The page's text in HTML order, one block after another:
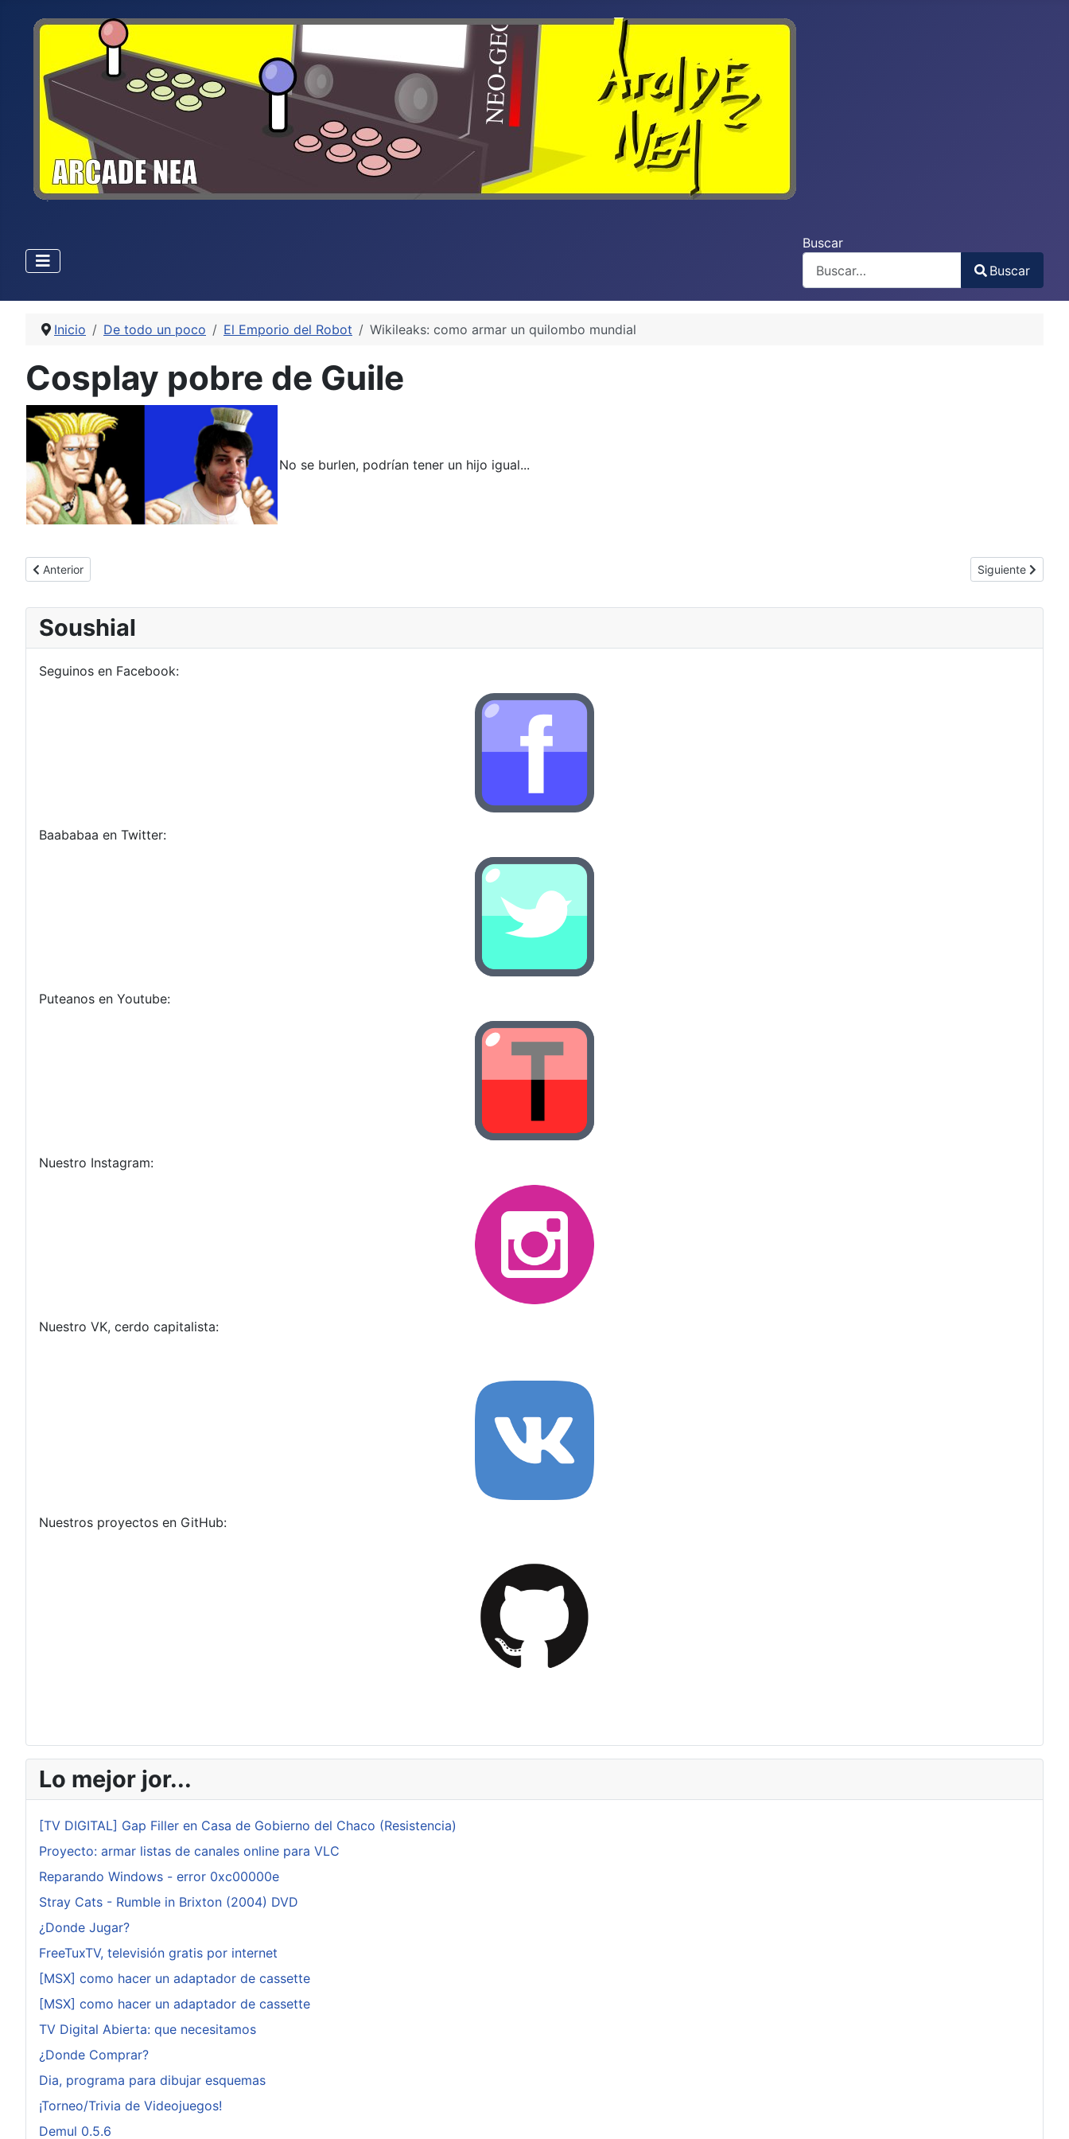
Buscar
Type 2 or more characters for results.
Buscar
Inicio De todo un poco El Emporio del Robot Wikileaks: como armar un quilombo mundial
Cosplay pobre de Guile
No se burlen, podrían tener un hijo igual...
Artículo anterior: Cortes modernos poligonales
Anterior Artículo
Siguiente
Soushial
Seguinos en Facebook:
Baababaa en Twitter:
Puteanos en Youtube:
Nuestro Instagram:
Nuestro VK, cerdo capitalista:
Nuestros proyectos en GitHub:
Lo mejor jor...
[TV DIGITAL] Gap Filler en Casa de Gobierno del Chaco (Resistencia)
Proyecto: armar listas de canales online para VLC
Reparando Windows - error 0xc00000e
Stray Cats - Rumble in Brixton (2004) DVD
¿Donde Jugar?
FreeTuxTV, televisión gratis por internet
[MSX] como hacer un adaptador de cassette
[MSX] como hacer un adaptador de cassette
TV Digital Abierta: que necesitamos
¿Donde Comprar?
Dia, programa para dibujar esquemas
¡Torneo/Trivia de Videojuegos!
Demul 0.5.6